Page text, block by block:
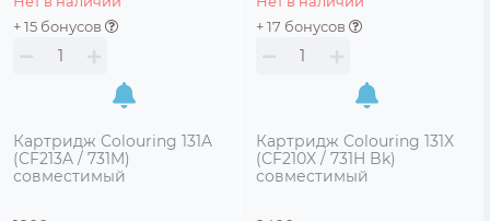
+ 15 бонусов
Картридж Colouring 131A
(CF213A / 731M)
совместимый
+ 17 бонусов
Картридж Colouring 131X
(CF210X / 731H Bk)
совместимый